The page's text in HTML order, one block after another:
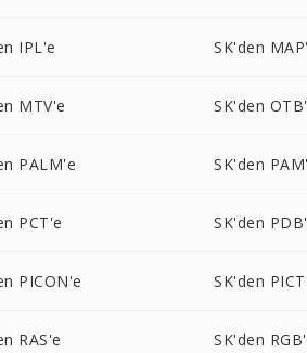
IPL'e SK'den
MTV'e SK'den
PALM'e SK'den
PCT'e SK'den
PICON'e SK'den
RAS'e SK'den